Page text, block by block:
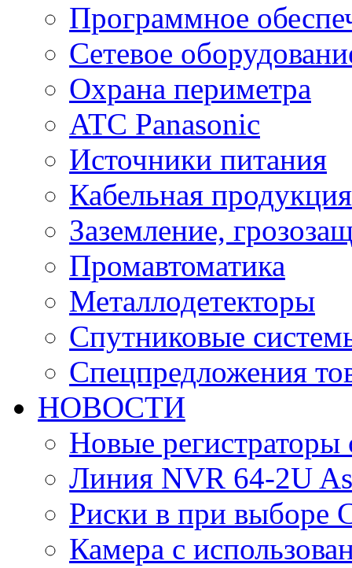
Программное
Сетевое
Охрана периметра
ATC Panasonic
Источники питания
Кабельная продукция
Заземление,
Промавтоматика
Металлодетекторы
Спутниковые
Спецпредложения
НОВОСТИ
Новые регистраторы
Линия NVR 64-2U
Риски в при выборе
Камера с